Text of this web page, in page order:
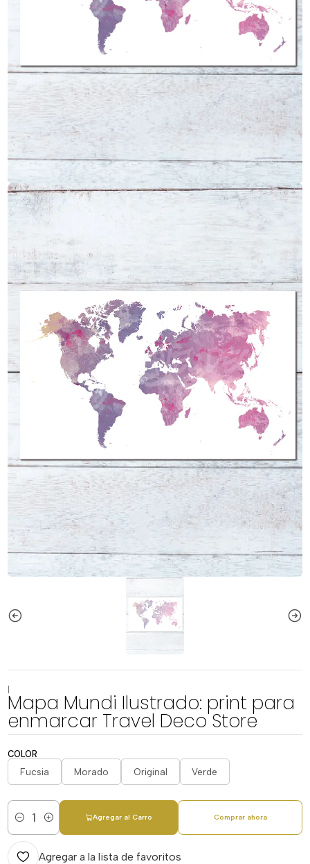
|
Mapa Mundi Ilustrado: print para
enmarcar Travel Deco Store
COLOR
Fucsia Morado Original Verde
Cantidad
Agregar al Carro Comprar ahora
Agregar a la lista de favoritos